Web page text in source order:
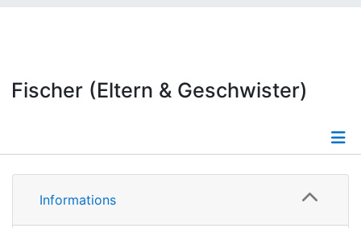
Professors
Fischer (Eltern & Geschwister)
Informations
Informations